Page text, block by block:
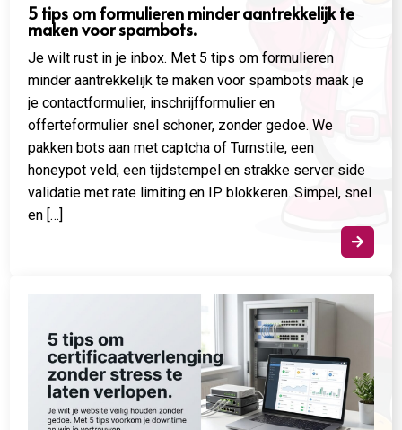
5 tips om formulieren minder aantrekkelijk te
maken voor spambots.
Je wilt rust in je inbox. Met 5 tips om formulieren
minder aantrekkelijk te maken voor spambots maak je
je contactformulier, inschrijfformulier en
offerteformulier snel schoner, zonder gedoe. We
pakken bots aan met captcha of Turnstile, een
honeypot veld, een tijdstempel en strakke server side
validatie met rate limiting en IP blokkeren. Simpel, snel
en […]
